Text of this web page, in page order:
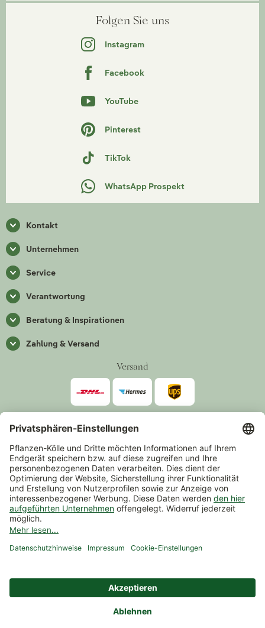
Folgen Sie uns
Instagram
Facebook
YouTube
Pinterest
TikTok
WhatsApp Prospekt
Kontakt
Unternehmen
Service
Verantwortung
Beratung & Inspirationen
Zahlung & Versand
Versand
Zahlarten
*Alle Preise inkl. gesetzlicher Mehrwertsteuer zzgl.Versand
Mindestbestellwert 14,90 €, ausgenommen sind Gutscheine und
Events.
Widerrufsrecht Datenschutz
Nutzungsbedingungen Chatbot